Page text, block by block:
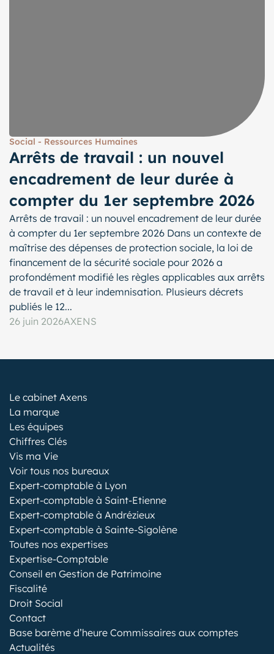
Social - Ressources Humaines
Arrêts de travail : un nouvel
encadrement de leur durée à
compter du 1er septembre 2026
Arrêts de travail : un nouvel encadrement de leur durée
à compter du 1er septembre 2026 Dans un contexte de
maîtrise des dépenses de protection sociale, la loi de
financement de la sécurité sociale pour 2026 a
profondément modifié les règles applicables aux arrêts
de travail et à leur indemnisation. Plusieurs décrets
publiés le 12...
26 juin 2026AXENS
Le cabinet Axens
La marque
Les équipes
Chiffres Clés
Vis ma Vie
Voir tous nos bureaux
Expert-comptable à Lyon
Expert-comptable à Saint-Etienne
Expert-comptable à Andrézieux
Expert-comptable à Sainte-Sigolène
Toutes nos expertises
Expertise-Comptable
Conseil en Gestion de Patrimoine
Fiscalité
Droit Social
Contact
Base barème d’heure Commissaires aux comptes
Actualités